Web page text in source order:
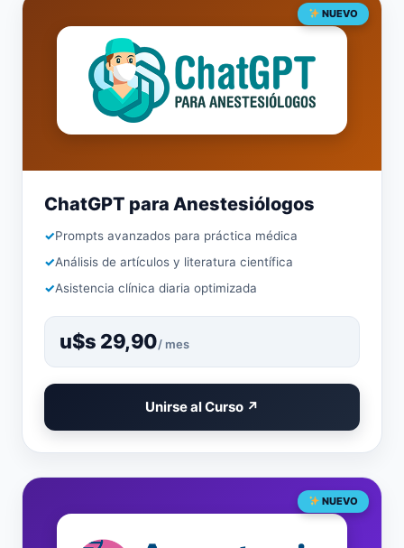
NUEVO
ChatGPT para Anestesiólogos
Prompts avanzados para práctica médica
Análisis de artículos y literatura científica
Asistencia clínica diaria optimizada
u$s 29,90/ mes
Unirse al Curso ↗
NUEVO